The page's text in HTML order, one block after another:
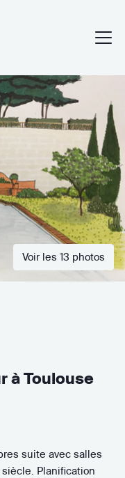
Voir les 13 photos
à Toulouse
suite avec salles
Planification